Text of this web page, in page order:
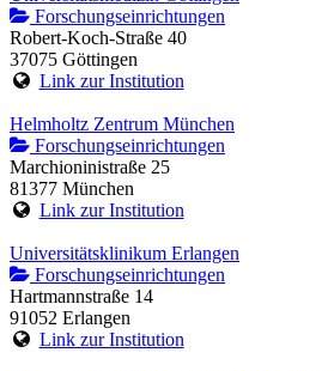
Forschungseinrichtungen
Robert-Koch-Straße 40
37075 Göttingen
Link zur Institution
Helmholtz Zentrum München
Forschungseinrichtungen
Marchioninistraße 25
81377 München
Link zur Institution
Universitätsklinikum Erlangen
Forschungseinrichtungen
Hartmannstraße 14
91052 Erlangen
Link zur Institution